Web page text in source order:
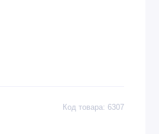
Код товара: 6307